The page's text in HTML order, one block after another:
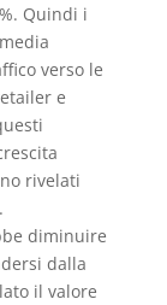
Quindi i
verso le
e
rivelati
diminuire
dalla
il valore